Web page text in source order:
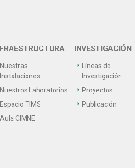
Nuestras
Instalaciones
Nuestros Laboratorios
Espacio TIMS
Aula CIMNE
INVESTIGACIÓN
Líneas de
Investigación
Proyectos
Publicación